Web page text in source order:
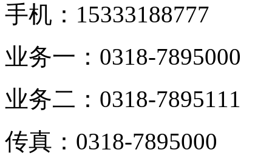
手机：15333188777
业务一：0318-7895000
业务二：0318-7895111
传真：0318-7895000